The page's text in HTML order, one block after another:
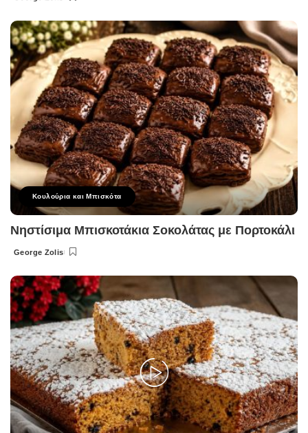
Posted
Κουλούρια και Μπισκότα
Νηστίσιμα Μπισκοτάκια Σοκολάτας με Πορτοκάλι
Posted
George Zolis